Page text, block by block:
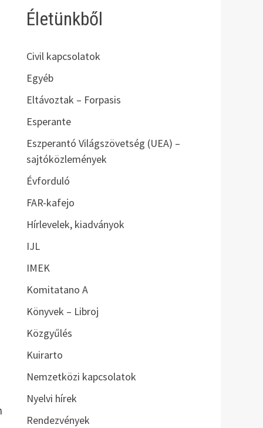
Életünkből
Civil kapcsolatok
Egyéb
Eltávoztak – Forpasis
Esperante
Eszperantó Világszövetség (UEA) –
sajtóközlemények
Évforduló
FAR-kafejo
Hírlevelek, kiadványok
IJL
IMEK
Komitatano A
Könyvek – Libroj
Közgyűlés
Kuirarto
Nemzetközi kapcsolatok
Nyelvi hírek
Rendezvények